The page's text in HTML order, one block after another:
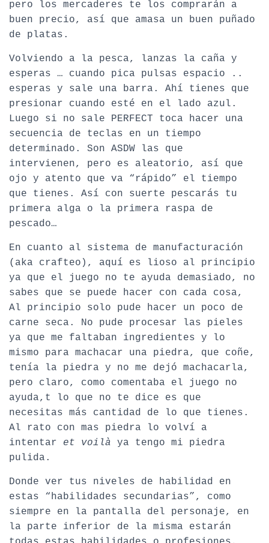
pero los mercaderes te los comprarán a
buen precio, así que amasa un buen puñado
de platas.
Volviendo a la pesca, lanzas la caña y
esperas … cuando pica pulsas espacio ..
esperas y sale una barra. Ahí tienes que
presionar cuando esté en el lado azul.
Luego si no sale PERFECT toca hacer una
secuencia de teclas en un tiempo
determinado. Son ASDW las que
intervienen, pero es aleatorio, así que
ojo y atento que va “rápido” el tiempo
que tienes. Así con suerte pescarás tu
primera alga o la primera raspa de
pescado…
En cuanto al sistema de manufacturación
(aka crafteo), aquí es lioso al principio
ya que el juego no te ayuda demasiado, no
sabes que se puede hacer con cada cosa,
Al principio solo pude hacer un poco de
carne seca. No pude procesar las pieles
ya que me faltaban ingredientes y lo
mismo para machacar una piedra, que coñe,
tenía la piedra y no me dejó machacarla,
pero claro, como comentaba el juego no
ayuda,t lo que no te dice es que
necesitas más cantidad de lo que tienes.
Al rato con mas piedra lo volví a
intentar et voilà ya tengo mi piedra
pulida.
Donde ver tus niveles de habilidad en
estas “habilidades secundarias”, como
siempre en la pantalla del personaje, en
la parte inferior de la misma estarán